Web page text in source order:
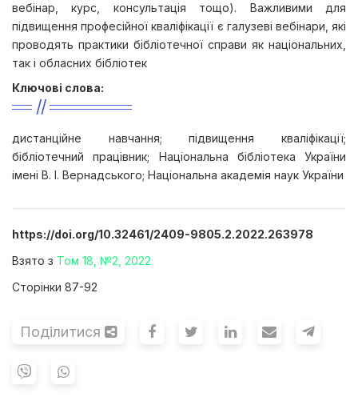
вебінар, курс, консультація тощо). Важливими для
підвищення професійної кваліфікації є галузеві вебінари, які
проводять практики бібліотечної справи як національних,
так і обласних бібліотек
Ключові слова:
дистанційне навчання; підвищення кваліфікації;
бібліотечний працівник; Національна бібліотека України
імені В. І. Вернадського; Національна академія наук України
https://doi.org/10.32461/2409-9805.2.2022.263978
Взято з Том 18, №2, 2022
Сторінки 87-92
Поділитися